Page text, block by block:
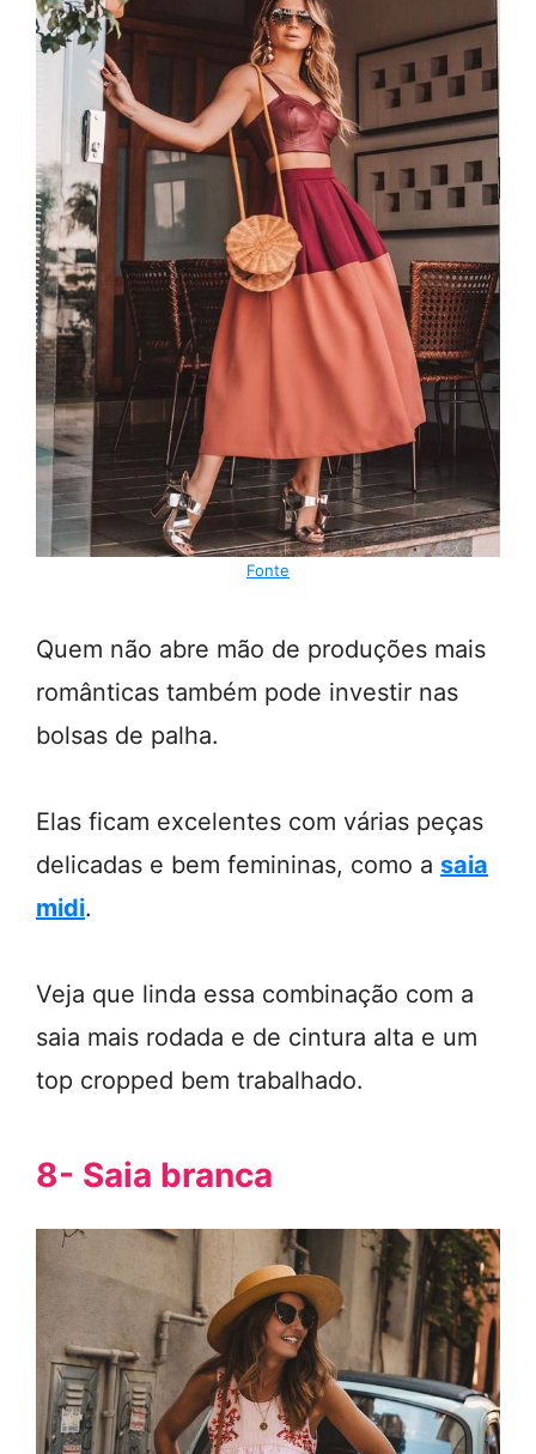
Fonte
Quem não abre mão de produções mais
românticas também pode investir nas
bolsas de palha.
Elas ficam excelentes com várias peças
delicadas e bem femininas, como a saia
midi.
Veja que linda essa combinação com a
saia mais rodada e de cintura alta e um
top cropped bem trabalhado.
8- Saia branca